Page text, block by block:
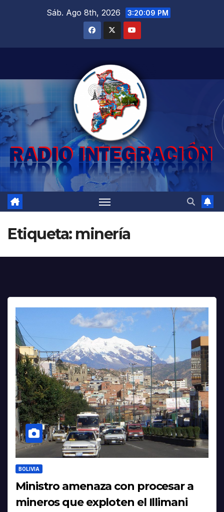
Sáb. Ago 8th, 2026 3:20:10 PM
Etiqueta: minería
BOLIVIA
Ministro amenaza con procesar a
mineros que exploten el Illimani